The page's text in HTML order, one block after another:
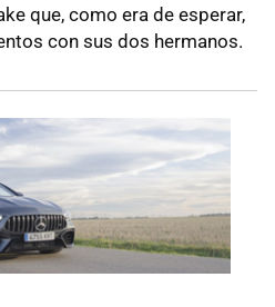
que, como era de esperar,
con sus dos hermanos.